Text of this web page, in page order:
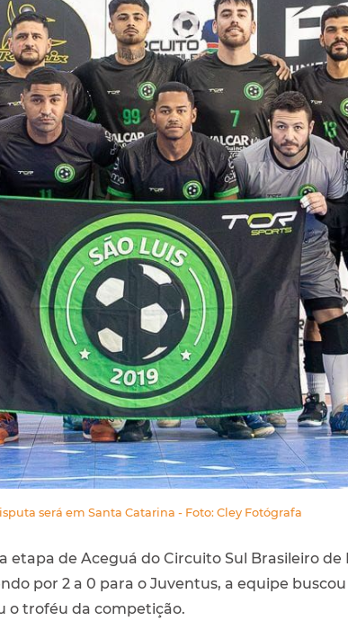
será em Santa Catarina - Foto: Cley Fotógrafa
etapa de Aceguá do Circuito Sul Brasileiro
por 2 a 0 para o Juventus, a equipe
o troféu da competição.